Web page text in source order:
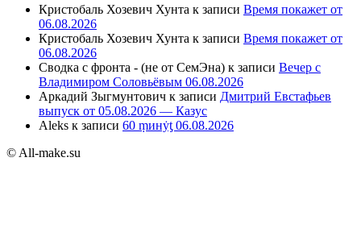
Кристобаль Хозевич Хунта к записи Время покажет от
06.08.2026
Кристобаль Хозевич Хунта к записи Время покажет от
06.08.2026
Сводка с фронта - (не от СемЭна) к записи Вечер с
Владимиром Соловьёвым 06.08.2026
Аркадий Зыгмунтович к записи Дмитрий Евстафьев
выпуск от 05.08.2026 — Казус
Aleks к записи 60 ṃинẏƫ 06.08.2026
© All-make.su